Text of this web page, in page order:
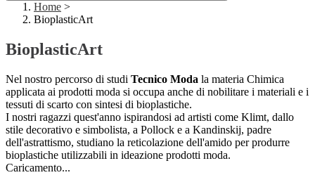
Home >
BioplasticArt
BioplasticArt
Nel nostro percorso di studi Tecnico Moda la materia Chimica
applicata ai prodotti moda si occupa anche di nobilitare i materiali e i
tessuti di scarto con sintesi di bioplastiche.
I nostri ragazzi quest'anno ispirandosi ad artisti come Klimt, dallo
stile decorativo e simbolista, a Pollock e a Kandinskij, padre
dell'astrattismo, studiano la reticolazione dell'amido per produrre
bioplastiche utilizzabili in ideazione prodotti moda.
Caricamento...